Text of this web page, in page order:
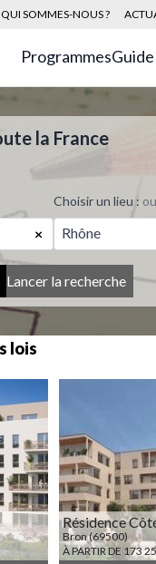
QUI SOMMES-NOUS ?
Programmes
la France
×
Choisir un lieu :
Rhône
Lancer la recherche
lois
Résidence
Bron (69500)
À PARTIR DE 173